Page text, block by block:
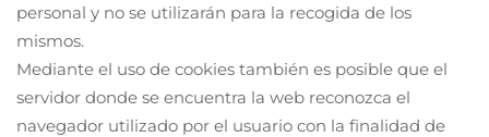
personal y no se utilizarán para la recogida de los
mismos.
Mediante el uso de cookies también es posible que el
servidor donde se encuentra la web reconozca el
navegador utilizado por el usuario con la finalidad de